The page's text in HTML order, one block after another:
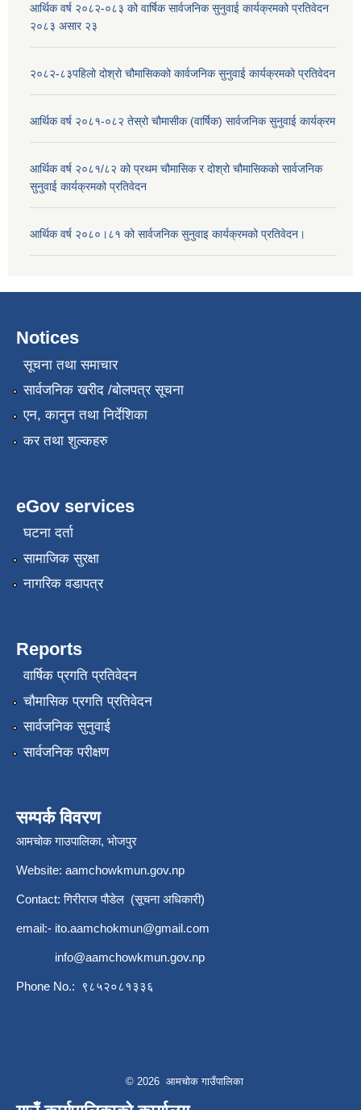
आर्थिक वर्ष २०८२-०८३ को वार्षिक सार्वजनिक सुनुवाई कार्यक्रमको प्रतिवेदन
२०८३ असार २३
२०८२-८३पहिलो दोश्रो चौमासिकको कार्वजनिक सुनुवाई कार्यक्रमको प्रतिवेदन
आर्थिक वर्ष २०८१-०८२ तेस्रो चौमासीक (वार्षिक) सार्वजनिक सुनुवाई कार्यक्रम
आर्थिक वर्ष २०८१/८२ को प्रथम चौमासिक र दोश्रो चौमासिकको सार्वजनिक
सुनुवाई कार्यक्रमको प्रतिवेदन
आर्थिक वर्ष २०८०।८१ को सार्वजनिक सुनुवाइ कार्यक्रमको प्रतिवेदन।
Notices
सूचना तथा समाचार
सार्वजनिक खरीद /बोलपत्र सूचना
एन, कानुन तथा निर्देशिका
कर तथा शुल्कहरु
eGov services
घटना दर्ता
सामाजिक सुरक्षा
नागरिक वडापत्र
Reports
वार्षिक प्रगति प्रतिवेदन
चौमासिक प्रगति प्रतिवेदन
सार्वजनिक सुनुवाई
सार्वजनिक परीक्षण
सम्पर्क विवरण
आमचोक गाउपालिका, भोजपुर
Website: aamchowkmun.gov.np
Contact: गिरीराज पौडेल (सूचना अधिकारी)
email:- ito.aamchokmun@gmail.com
info@aamchowkmun.gov.np
Phone No.: ९८५२०८१३३६
© 2026 आमचोक गाउँपालिका